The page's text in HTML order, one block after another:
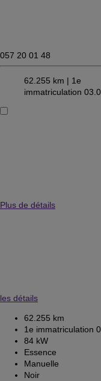
057 20 01 48
62.255 km | 1e
immatriculation
Plus de détails
les détails
62.255 km
1e immatriculation
84 kW
Essence
Manuelle
Noir